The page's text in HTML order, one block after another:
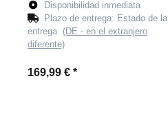
Disponibilidad inmediata
Plazo de entrega: Estado de la
entrega (DE - en el extranjero
diferente)
169,99 € *